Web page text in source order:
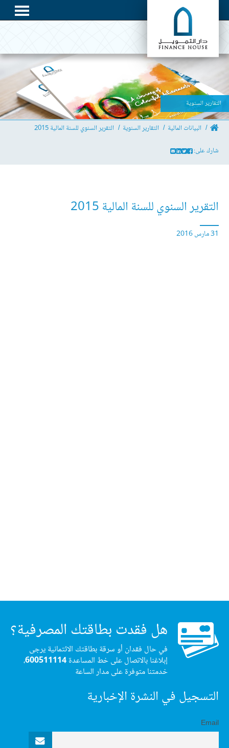
التقارير السنوية
البيانات المالية التقارير السنوية
التقرير السنوي للسنة المالية 2015
شارك على:
التقرير السنوي للسنة المالية 2015
31 مارس 2016
هل فقدت بطاقتك المصرفية؟
في حال فقدان أو سرقة بطاقتك الائتمانية يرجى
إبلاغنا بالاتصال على خط المساعدة600511114،
خدمتنا متوفرة على مدار الساعة
التسجيل في النشرة الإخبارية
Email